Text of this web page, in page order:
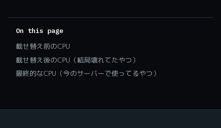
On this page
載せ替え前のCPU
載せ替え後のCPU（結局壊れてたやつ）
最終的なCPU（今のサーバーで使ってるやつ）